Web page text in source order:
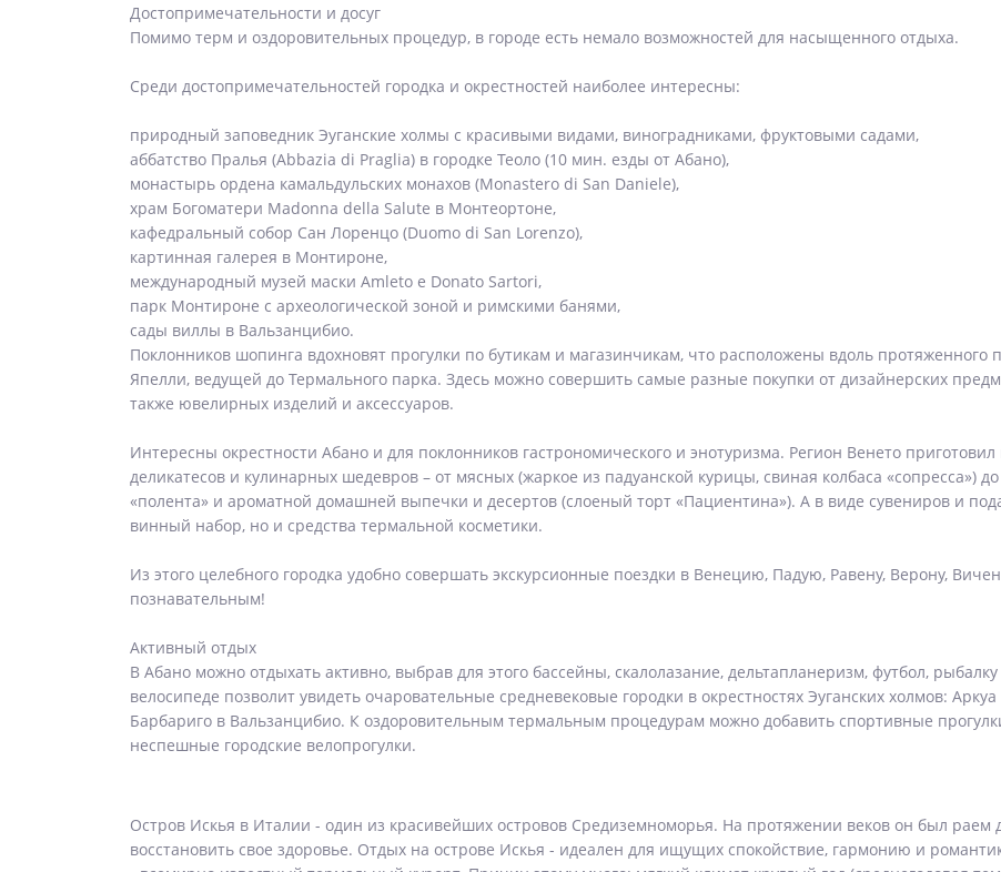
Достопримечательности и досуг
Помимо терм и оздоровительных процедур, в городе есть немало возможностей для насыщенного отдыха.
Среди достопримечательностей городка и окрестностей наиболее интересны:
природный заповедник Эуганские холмы с красивыми видами, виноградниками, фруктовыми садами,
аббатство Пралья (Abbazia di Praglia) в городке Теоло (10 мин. езды от Абано),
монастырь ордена камальдульских монахов (Monastero di San Daniele),
храм Богоматери Madonna della Salute в Монтеортоне,
кафедральный собор Сан Лоренцо (Duomo di San Lorenzo),
картинная галерея в Монтироне,
международный музей маски Amleto e Donato Sartori,
парк Монтироне с археологической зоной и римскими банями,
сады виллы в Вальзанцибио.
Поклонников шопинга вдохновят прогулки по бутикам и магазинчикам, что расположены вдоль протяженного
Япелли, ведущей до Термального парка. Здесь можно совершить самые разные покупки от дизайнерских
также ювелирных изделий и аксессуаров.
Интересны окрестности Абано и для поклонников гастрономического и энотуризма. Регион Венето
деликатесов и кулинарных шедевров – от мясных (жаркое из падуанской курицы, свиная колбаса «сопресса»)
«полента» и ароматной домашней выпечки и десертов (слоеный торт «Пациентина»). А в виде сувениров и
винный набор, но и средства термальной косметики.
Из этого целебного городка удобно совершать экскурсионные поездки в Венецию, Падую, Равену, Верону,
познавательным!
Активный отдых
В Абано можно отдыхать активно, выбрав для этого бассейны, скалолазание, дельтапланеризм, футбол,
велосипеде позволит увидеть очаровательные средневековые городки в окрестностях Эуганских холмов:
Барбариго в Вальзанцибио. К оздоровительным термальным процедурам можно добавить спортивные
неспешные городские велопрогулки.
Остров Искья в Италии - один из красивейших островов Средиземноморья. На протяжении веков он был
восстановить свое здоровье. Отдых на острове Искья - идеален для ищущих спокойствие, гармонию и